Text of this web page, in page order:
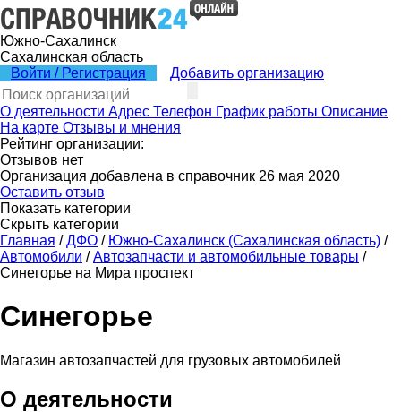
Южно-Сахалинск
Сахалинская область
Войти / Регистрация
Добавить организацию
О деятельности Адрес Телефон График работы Описание
На карте Отзывы и мнения
Рейтинг организации:
Отзывов нет
Организация добавлена в справочник 26 мая 2020
Оставить отзыв
Показать категории
Скрыть категории
Главная / ДФО / Южно-Сахалинск (Сахалинская область) /
Автомобили / Автозапчасти и автомобильные товары /
Синегорье на Мира проспект
Синегорье
Магазин автозапчастей для грузовых автомобилей
О деятельности